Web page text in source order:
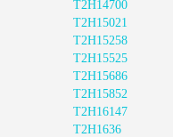
T2H14700
T2H15021
T2H15258
T2H15525
T2H15686
T2H15852
T2H16147
T2H1636